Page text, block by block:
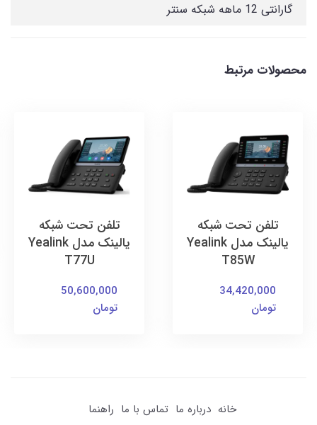
گارانتی 12 ماهه شبکه سنتر
محصولات مرتبط
تلفن تحت شبکه
یالینک مدل Yealink
T85W
34,420,000
تومان
تلفن تحت شبکه
یالینک مدل Yealink
T77U
50,600,000
تومان
خانه درباره ما تماس با ما راهنما